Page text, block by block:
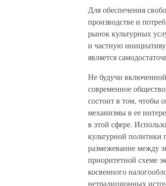
Для обеспечения
производстве и
рынок культурных
и частную
является
Не будучи
современное
состоит в том, чтобы
механизмы в ее
в этой сфере.
культурной политики
размежевание между
приоритетной схеме
косвенного
нетрадиционных